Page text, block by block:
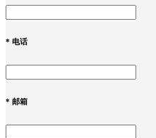
* 电话
* 邮箱